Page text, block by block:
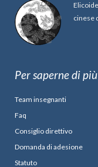
cinese
Per saperne di più
Team insegnanti
Faq
Consiglio direttivo
Domanda di adesione
Statuto